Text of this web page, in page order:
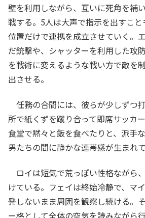
壁を利用しながら、互いに死角を補
戦する。5人は大声で指示を出すこ
位置だけで連携を成立させていく。
だ銃撃や、シャッターを利用した攻
を戦術に変えるような戦い方で敵を
出させる。
任務の合間には、彼らが少しずつ
所で紙くずを蹴り合って即席サッカ
食堂で黙々と飯を食べたりと、派手
男たちの間に静かな連帯感が生まれて
ロイは短気で荒っぽい性格ながら
けている。フェイは終始冷静で、マ
発しないまま周囲を観察し続ける。